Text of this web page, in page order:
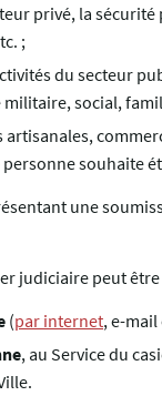
privé, la
;
du secteur
militaire, social,
artisanales,
personne souhaite
une
judiciaire peut
(par internet, e-
, au Service du